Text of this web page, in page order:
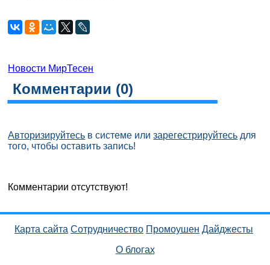
Новости МирТесен
Комментарии (0)
Авторизируйтесь в системе илизарегестрируйтесь для
того, чтобы оставить запись!
Комментарии отсутствуют!
Карта сайта Сотрудничество Промоушен Дайджесты
О блогах